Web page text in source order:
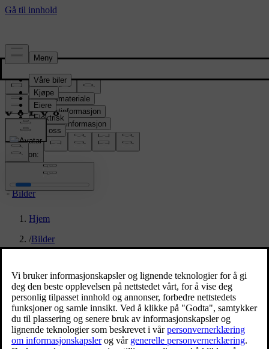
Presserom
Pressemateriale
Produktinformasjon
Selskapsinformasjon
Mediekontakter
location:
NO
Bilder
Hjem
/Bilder
Volvo ES90 reveal event
3/5/2025